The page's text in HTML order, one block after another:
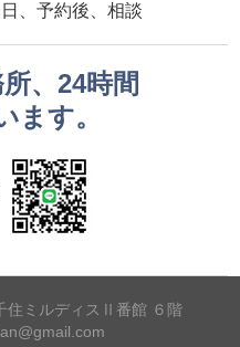
、予約後、相談
、24時間
ます。
住ミルディスⅡ番館 ６階